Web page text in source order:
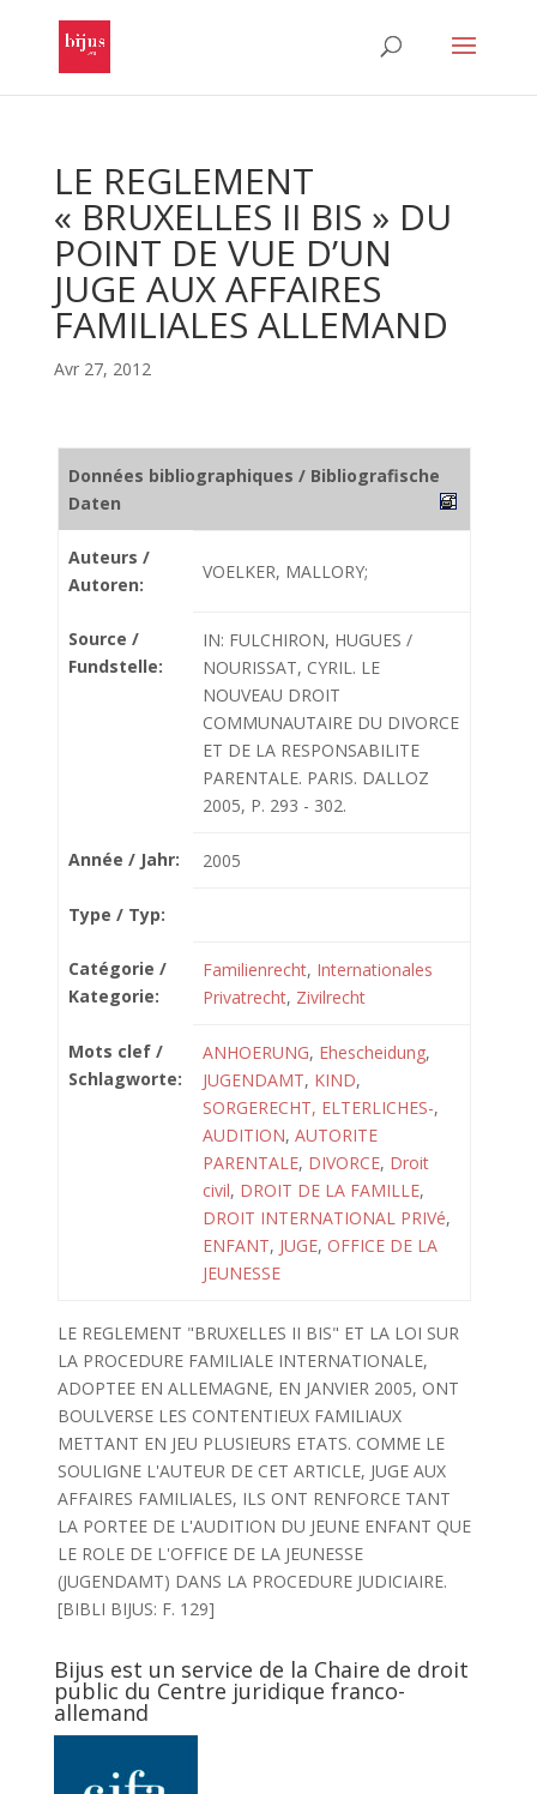
LE REGLEMENT
« BRUXELLES II BIS » DU
POINT DE VUE D’UN
JUGE AUX AFFAIRES
FAMILIALES ALLEMAND
Avr 27, 2012
Données bibliographiques / Bibliografische
Daten
Auteurs /
Autoren:
VOELKER, MALLORY;
Source /
Fundstelle:
IN: FULCHIRON, HUGUES /
NOURISSAT, CYRIL. LE
NOUVEAU DROIT
COMMUNAUTAIRE DU DIVORCE
ET DE LA RESPONSABILITE
PARENTALE. PARIS. DALLOZ
2005, P. 293 - 302.
Année / Jahr: 2005
Type / Typ:
Catégorie /
Kategorie:
Familienrecht, Internationales
Privatrecht, Zivilrecht
Mots clef /
Schlagworte:
ANHOERUNG, Ehescheidung,
JUGENDAMT, KIND,
SORGERECHT, ELTERLICHES-,
AUDITION, AUTORITE
PARENTALE, DIVORCE, Droit
civil, DROIT DE LA FAMILLE,
DROIT INTERNATIONAL PRIVé,
ENFANT, JUGE, OFFICE DE LA
JEUNESSE
LE REGLEMENT "BRUXELLES II BIS" ET LA LOI SUR
LA PROCEDURE FAMILIALE INTERNATIONALE,
ADOPTEE EN ALLEMAGNE, EN JANVIER 2005, ONT
BOULVERSE LES CONTENTIEUX FAMILIAUX
METTANT EN JEU PLUSIEURS ETATS. COMME LE
SOULIGNE L'AUTEUR DE CET ARTICLE, JUGE AUX
AFFAIRES FAMILIALES, ILS ONT RENFORCE TANT
LA PORTEE DE L'AUDITION DU JEUNE ENFANT QUE
LE ROLE DE L'OFFICE DE LA JEUNESSE
(JUGENDAMT) DANS LA PROCEDURE JUDICIAIRE.
[BIBLI BIJUS: F. 129]
Bijus est un service de la Chaire de droit
public du Centre juridique franco-
allemand